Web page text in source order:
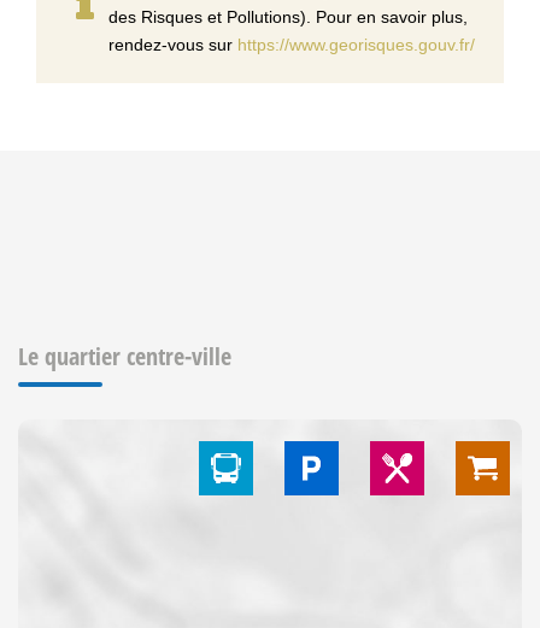
des Risques et Pollutions). Pour en savoir plus,
rendez-vous sur https://www.georisques.gouv.fr/
Le quartier centre-ville